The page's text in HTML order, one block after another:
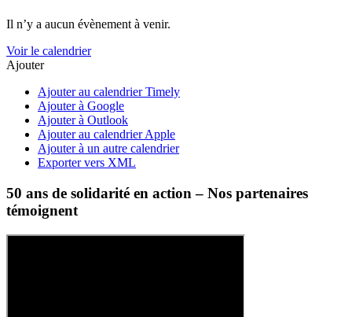
Il n’y a aucun évènement à venir.
Voir le calendrier
Ajouter
Ajouter au calendrier Timely
Ajouter à Google
Ajouter à Outlook
Ajouter au calendrier Apple
Ajouter à un autre calendrier
Exporter vers XML
50 ans de solidarité en action – Nos partenaires
témoignent